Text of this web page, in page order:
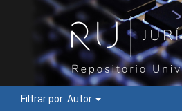
Filtrar por: Autor